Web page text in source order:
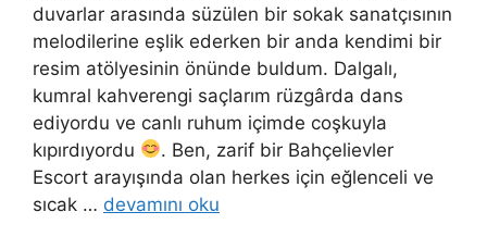
duvarlar arasında süzülen bir sokak sanatçısının
melodilerine eşlik ederken bir anda kendimi bir
resim atölyesinin önünde buldum. Dalgalı,
kumral kahverengi saçlarım rüzgârda dans
ediyordu ve canlı ruhum içimde coşkuyla
kıpırdıyordu
. Ben, zarif bir Bahçelievler
Escort arayışında olan herkes için eğlenceli ve
sıcak … devamını oku